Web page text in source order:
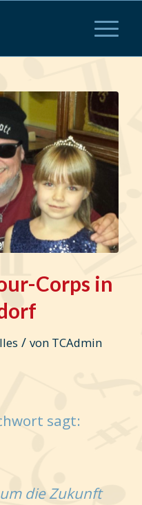
Corps in
/ von TCAdmin
sagt:
die Zukunft